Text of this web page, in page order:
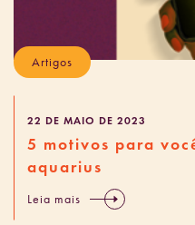
Artigos
22 DE MAIO DE 2023
5 motivos para
aquarius
Leia mais